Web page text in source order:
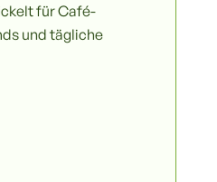
für Café-
und tägliche